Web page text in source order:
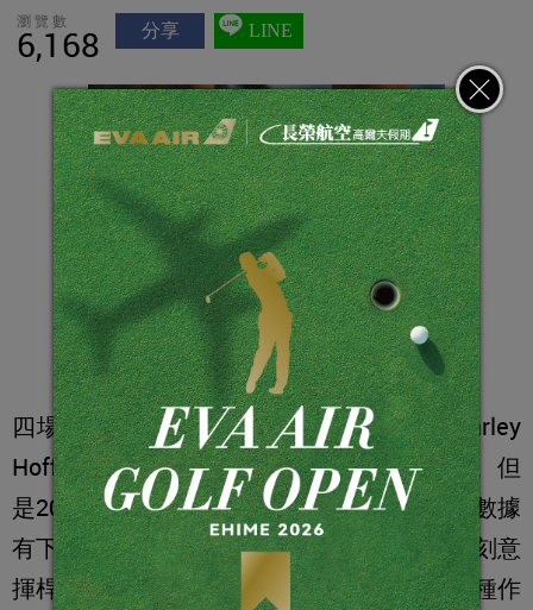
瀏覽數
6,168 分享 LINE
四場PGA巡迴賽優勝者查理．霍夫曼（Charley
Hoffman，上圖）一向擊球品質和距離兼備。但
是2019年入行13年之後，查理發現桿數利得數據
有下滑趨勢，於是便向我求助。這些年來他刻意
揮桿踩煞車，以確保開球命中球道，但是這種作